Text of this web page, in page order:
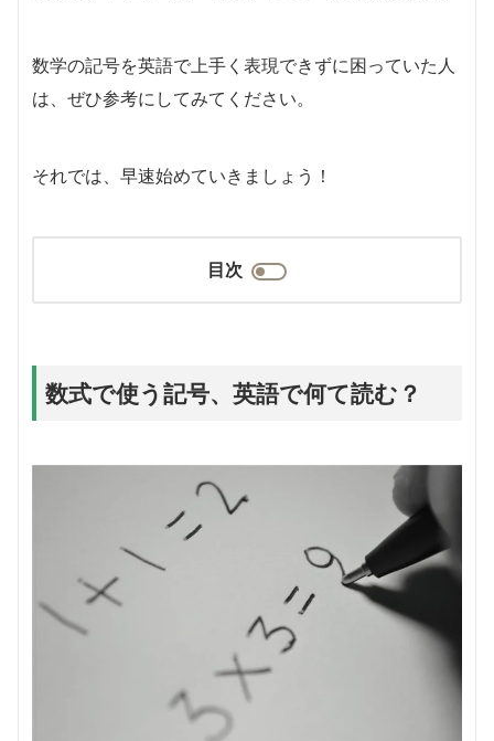
数学の記号を英語で上手く表現できずに困っていた人
は、ぜひ参考にしてみてください。
それでは、早速始めていきましょう！
目次
数式で使う記号、英語で何て読む？